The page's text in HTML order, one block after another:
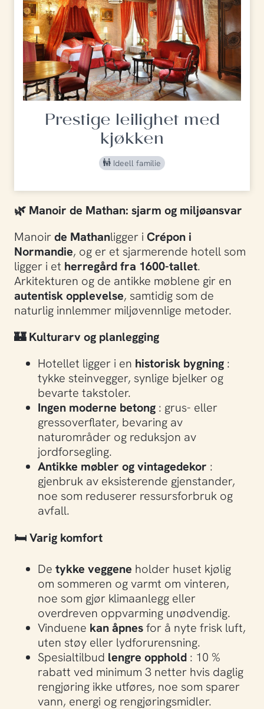
Prestige leilighet med
kjøkken
Ideell familie
🌿 Manoir de Mathan: sjarm og miljøansvar
Manoir de Mathanligger i Crépon i
Normandie, og er et sjarmerende hotell som
ligger i et herregård fra 1600-tallet.
Arkitekturen og de antikke møblene gir en
autentisk opplevelse, samtidig som de
naturlig innlemmer miljøvennlige metoder.
🏰Kulturarv og planlegging
Hotellet ligger i en historisk bygning :
tykke steinvegger, synlige bjelker og
bevarte takstoler.
Ingen moderne betong : grus- eller
gressoverflater, bevaring av
naturområder og reduksjon av
jordforsegling.
Antikke møbler og vintagedekor :
gjenbruk av eksisterende gjenstander,
noe som reduserer ressursforbruk og
avfall.
🛏️ Varig komfort
De tykke veggene holder huset kjølig
om sommeren og varmt om vinteren,
noe som gjør klimaanlegg eller
overdreven oppvarming unødvendig.
Vinduene kan åpnes for å nyte frisk luft,
uten støy eller lydforurensning.
Spesialtilbud lengre opphold : 10 %
rabatt ved minimum 3 netter hvis daglig
rengjøring ikke utføres, noe som sparer
vann, energi og rengjøringsmidler.